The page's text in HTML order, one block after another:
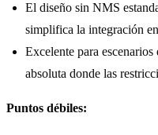
El diseño sin NMS
simplifica la integración
Excelente para
absoluta donde las
Puntos débiles: